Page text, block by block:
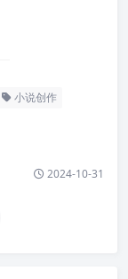
小说创作
2024-10-31